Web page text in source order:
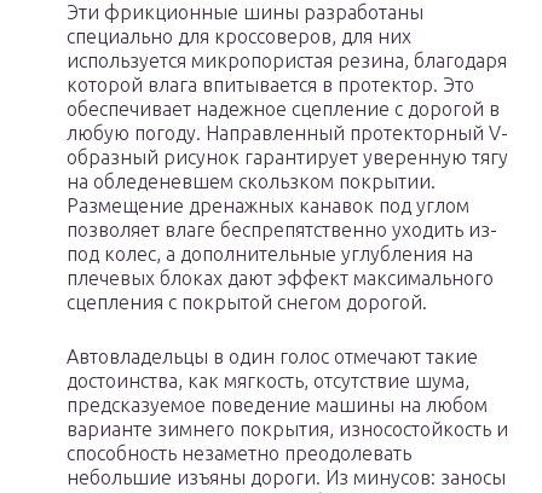
Эти фрикционные шины разработаны
специально для кроссоверов, для них
используется микропористая резина, благодаря
которой влага впитывается в протектор. Это
обеспечивает надежное сцепление с дорогой в
любую погоду. Направленный протекторный V-
образный рисунок гарантирует уверенную тягу
на обледеневшем скользком покрытии.
Размещение дренажных канавок под углом
позволяет влаге беспрепятственно уходить из-
под колес, а дополнительные углубления на
плечевых блоках дают эффект максимального
сцепления с покрытой снегом дорогой.
Автовладельцы в один голос отмечают такие
достоинства, как мягкость, отсутствие шума,
предсказуемое поведение машины на любом
варианте зимнего покрытия, износостойкость и
способность незаметно преодолевать
небольшие изъяны дороги. Из минусов: заносы